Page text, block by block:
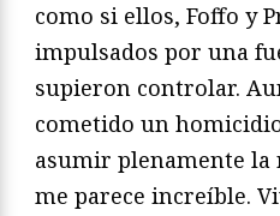
como si ellos, Foffo y
impulsados por una
supieron controlar.
cometido un
asumir plenamente la
me parece increíble.